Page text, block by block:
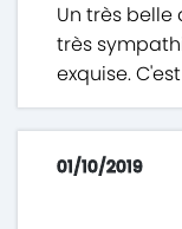
Un très belle
très
exquise.
01/10/2019